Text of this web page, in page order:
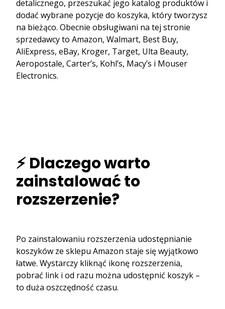
detalicznego, przeszukać jego katalog produktów i
dodać wybrane pozycje do koszyka, który tworzysz
na bieżąco. Obecnie obsługiwani na tej stronie
sprzedawcy to Amazon, Walmart, Best Buy,
AliExpress, eBay, Kroger, Target, Ulta Beauty,
Aeropostale, Carter’s, Kohl’s, Macy’s i Mouser
Electronics.
⚡ Dlaczego warto
zainstalować to
rozszerzenie?
Po zainstalowaniu rozszerzenia udostępnianie
koszyków ze sklepu Amazon staje się wyjątkowo
łatwe. Wystarczy kliknąć ikonę rozszerzenia,
pobrać link i od razu można udostępnić koszyk –
to duża oszczędność czasu.